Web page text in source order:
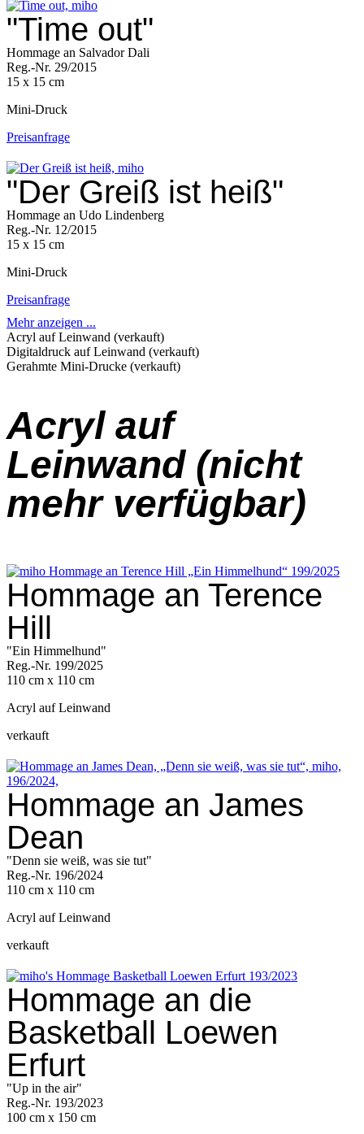
"Time out"
Hommage an Salvador Dali
Reg.-Nr. 29/2015
15 x 15 cm
Mini-Druck
Preisanfrage
"Der Greiß ist heiß"
Hommage an Udo Lindenberg
Reg.-Nr. 12/2015
15 x 15 cm
Mini-Druck
Preisanfrage
Mehr anzeigen ...
Acryl auf Leinwand (verkauft)
Digitaldruck auf Leinwand (verkauft)
Gerahmte Mini-Drucke (verkauft)
Acryl auf
Leinwand (nicht
mehr verfügbar)
Hommage an Terence
Hill
"Ein Himmelhund"
Reg.-Nr. 199/2025
110 cm x 110 cm
Acryl auf Leinwand
verkauft
Hommage an James
Dean
"Denn sie weiß, was sie tut"
Reg.-Nr. 196/2024
110 cm x 110 cm
Acryl auf Leinwand
verkauft
Hommage an die
Basketball Loewen
Erfurt
"Up in the air"
Reg.-Nr. 193/2023
100 cm x 150 cm